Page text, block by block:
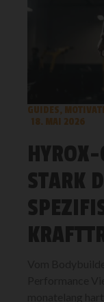
GUIDES,
18. MAI 2026
STARK